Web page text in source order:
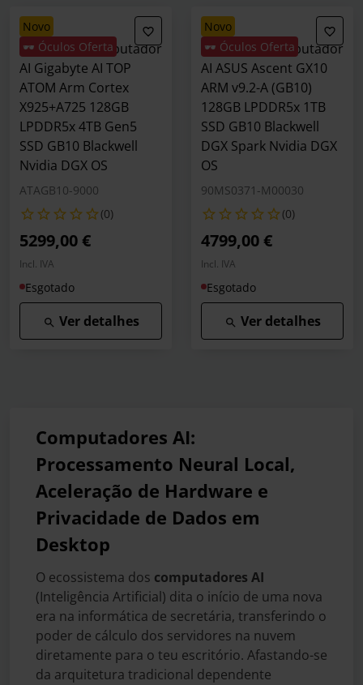
novo
🕶️ Óculos Oferta
Mini Supercomputador
AI Gigabyte AI TOP
ATOM Arm Cortex
X925+A725 128GB
LPDDR5x 4TB Gen5
SSD GB10 Blackwell
Nvidia DGX OS
ATAGB10-9000
(0)
5299,00 €
Incl. IVA
Esgotado
Ver detalhes
novo
🕶️ Óculos Oferta
Mini Supercomputador
AI ASUS Ascent GX10
ARM v9.2-A (GB10)
128GB LPDDR5x 1TB
SSD GB10 Blackwell
DGX Spark Nvidia DGX
OS
90MS0371-M00030
(0)
4799,00 €
Incl. IVA
Esgotado
Ver detalhes
Computadores AI:
Processamento Neural Local,
Aceleração de Hardware e
Privacidade de Dados em
Desktop
O ecossistema dos computadores AI
(Inteligência Artificial) dita o início de uma nova
era na informática de secretária, transferindo o
poder de cálculo dos servidores na nuvem
diretamente para o teu escritório. Afastando-se
da arquitetura tradicional dependente